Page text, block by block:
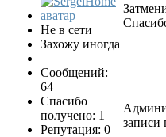
Не в сети
Захожу иногда
Сообщений:
64
Спасибо
получено: 1
Репутация: 0
записи